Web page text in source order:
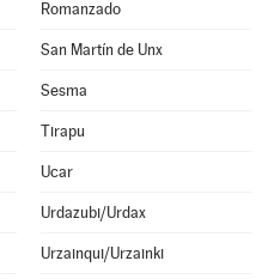
Romanzado
San Martín de Unx
Sesma
Tirapu
Ucar
Urdazubi/Urdax
Urzainqui/Urzainki